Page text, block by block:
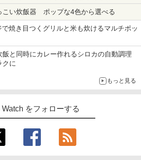
こい炊飯器 ポップな4色から選べる
焼き目つくグリルと米も炊けるマルチポッ
飯と同時にカレー作れるシロカの自動調理
クに
もっと見る
Watch をフォローする